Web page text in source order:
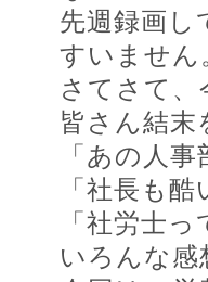
先週録画し
すいません
さてさて
皆さん結
「あの人
「社長も酷
「社労士
いろんな